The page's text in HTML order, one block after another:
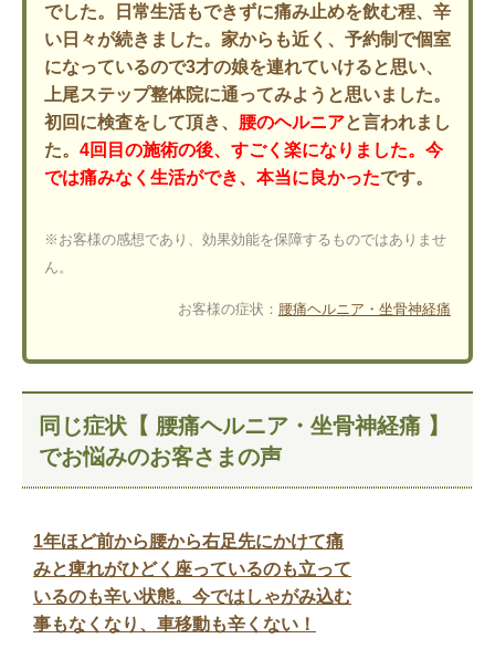
でした。日常生活もできずに痛み止めを飲む程、辛
い日々が続きました。家からも近く、予約制で個室
になっているので3才の娘を連れていけると思い、
上尾ステップ整体院に通ってみようと思いました。
初回に検査をして頂き、 腰のヘルニアと言われまし
た。 4回目の施術の後、すごく楽になりました。今
では痛みなく生活ができ、本当に良かったです。
※お客様の感想であり、効果効能を保障するものではありませ
ん。
お客様の症状： 腰痛ヘルニア・坐骨神経痛
同じ症状【 腰痛ヘルニア・坐骨神経痛 】
でお悩みのお客さまの声
1年ほど前から腰から右足先にかけて痛
みと痺れがひどく座っているのも立って
いるのも辛い状態。今ではしゃがみ込む
事もなくなり、車移動も辛くない！